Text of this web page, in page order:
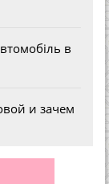
в
и зачем